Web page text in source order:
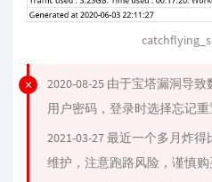
2020-08-25 由于宝塔漏洞导
用户密码，登录时选择忘记重
2021-03-27 最近一个多月炸
维护，注意跑路风险，谨慎购